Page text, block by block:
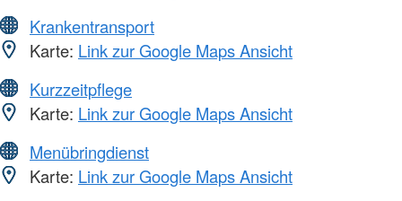
Krankentransport
Karte: Link zur Google Maps Ansicht
Kurzzeitpflege
Karte: Link zur Google Maps Ansicht
Menübringdienst
Karte: Link zur Google Maps Ansicht